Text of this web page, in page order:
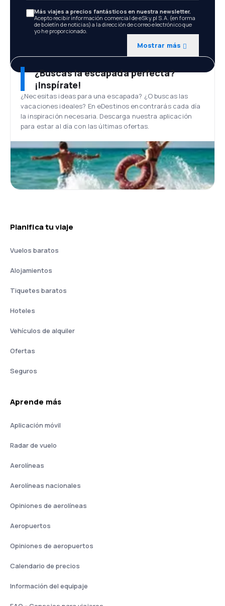
Más viajes a precios fantásticos en nuestra newsletter.
Acepto recibir información comercial de eSky.pl S.A. (en forma
de boletín de noticias) a la dirección de correo electrónico que
yo he proporcionado.
Mostrar más
¿Buscas la escapada perfecta?
¡Inspírate!
¿Necesitas ideas para una escapada? ¿O buscas las
vacaciones ideales? En eDestinos encontrarás cada día
la inspiración necesaria. Descarga nuestra aplicación
para estar al día con las últimas ofertas.
Planifica tu viaje
Vuelos baratos
Alojamientos
Tiquetes baratos
Hoteles
Vehículos de alquiler
Ofertas
Seguros
Aprende más
Aplicación móvil
Radar de vuelo
Aerolíneas
Aerolíneas nacionales
Opiniones de aerolíneas
Aeropuertos
Opiniones de aeropuertos
Calendario de precios
Información del equipaje